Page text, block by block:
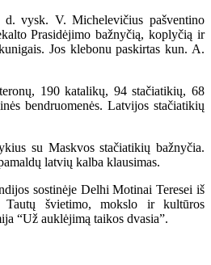
V. Michelevičius pašventino
Prasidėjimo bažnyčią, koplyčią ir
Jos klebonu paskirtas kun. A.
190 katalikų, 94 stačiatikių, 68
bendruomenės. Latvijos stačiatikių
su Maskvos stačiatikių bažnyčia.
latvių kalba klausimas.
sostinėje Delhi Motinai Teresei iš
Tautų švietimo, mokslo ir kultūros
“Už auklėjimą taikos dvasia”.